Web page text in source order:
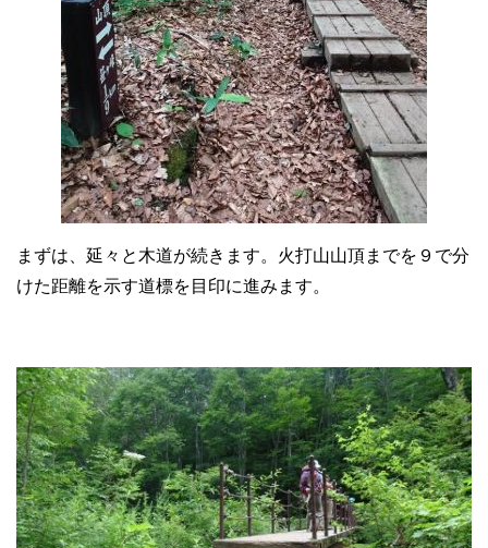
まずは、延々と木道が続きます。火打山山頂までを９で分
けた距離を示す道標を目印に進みます。